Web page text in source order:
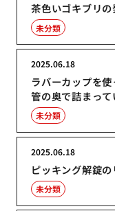
茶色いゴキブリ
未分類
ラバーカップを
管の奥で詰まっ
2025.06.18
未分類
ピッキング解錠
2025.06.18
未分類